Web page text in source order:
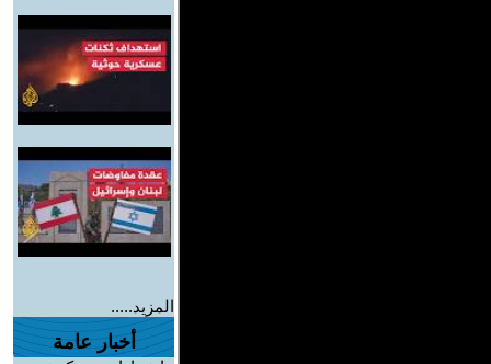
المزيد.....
أخبار عامة